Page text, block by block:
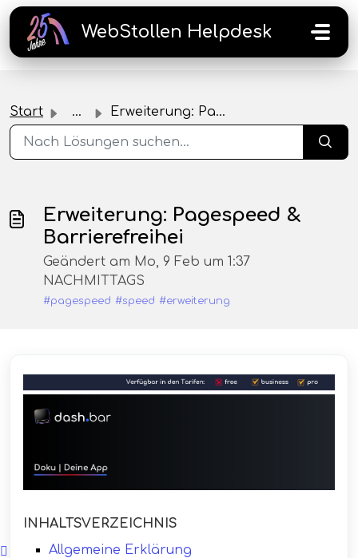
Zum hauptsächlichen Inhalt gehen
WebStollen Helpdesk
Start ... Erweiterung: Pagespeed & Barrierefreihei
Erweiterung: Pagespeed &
Barrierefreihei
Geändert am Mo, 9 Feb um 1:37
NACHMITTAGS
#pagespeed #speed #erweiterung
INHALTSVERZEICHNIS
Allgemeine Erklärung